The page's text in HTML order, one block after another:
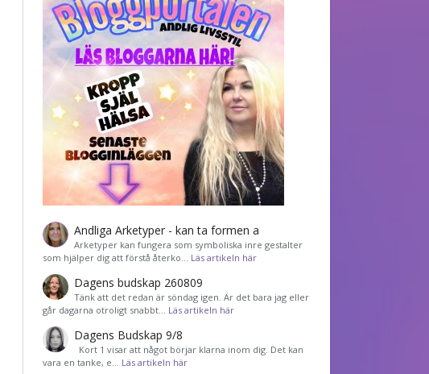
Andliga Arketyper - kan ta formen a
Arketyper kan fungera som symboliska inre gestalter
som hjälper dig att förstå återko… Läs artikeln här
Dagens budskap 260809
Tänk att det redan är söndag igen. Är det bara jag eller
går dagarna otroligt snabbt… Läs artikeln här
Dagens Budskap 9/8
Kort 1 visar att något börjar klarna inom dig. Det kan
vara en tanke, e… Läs artikeln här